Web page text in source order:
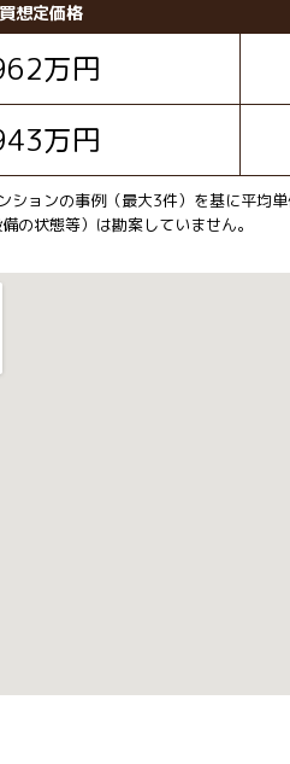
想定価格
万円
万円
ョンの事例（最大3件）を基に平均単
の状態等）は勘案していません。